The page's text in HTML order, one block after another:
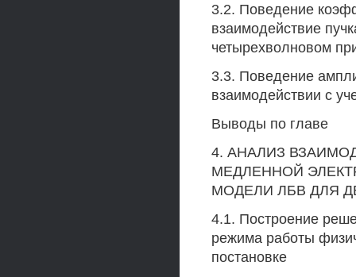
3.2. Поведение
взаимодействие
четырехволновом
3.3. Поведение
взаимодействии с
Выводы по главе
4. АНАЛИЗ
МЕДЛЕННОЙ
МОДЕЛИ ЛБВ ДЛЯ
4.1. Построение
режима работы
постановке